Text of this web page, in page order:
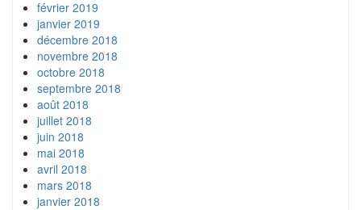
février 2019
janvier 2019
décembre 2018
novembre 2018
octobre 2018
septembre 2018
août 2018
juillet 2018
juin 2018
mai 2018
avril 2018
mars 2018
janvier 2018